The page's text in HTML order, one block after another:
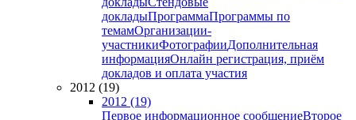
докладыПрограммаПрограммы по
темамОрганизации-
участникиФотографииДополнительная
информацияОнлайн регистрация, приём
докладов и оплата участия
2012 (19)
2012 (19)
Первое информационное сообщениеВторое